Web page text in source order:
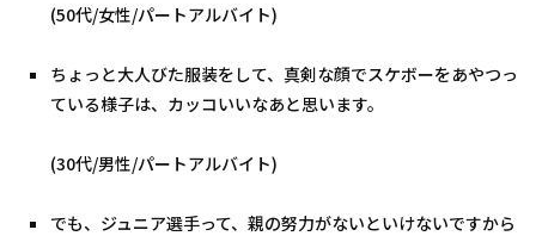
(50代/女性/パートアルバイト)
ちょっと大人びた服装をして、真剣な顔でスケボーをあやつっ
ている様子は、カッコいいなあと思います。
(30代/男性/パートアルバイト)
でも、ジュニア選手って、親の努力がないといけないですから